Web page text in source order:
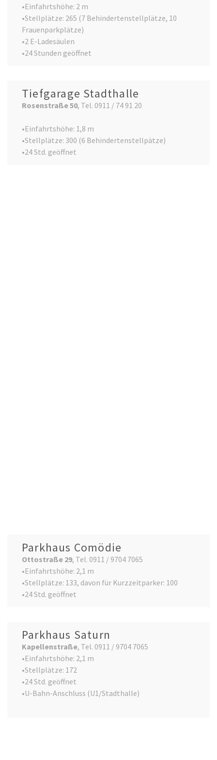
•Einfahrtshöhe: 2 m
•Stellplätze: 265 (7 Behindertenstellplätze, 10
Frauenparkplätze)
•2 E-Ladesäulen
•24 Stunden geöffnet
Tiefgarage Stadthalle
Rosenstraße 50, Tel. 0911 / 74 91 20
•Einfahrtshöhe: 1,8 m
•Stellplätze: 300 (6 Behindertenstellpätze)
•24 Std. geöffnet
Parkhaus Comödie
Ottostraße 29, Tel. 0911 / 9704 7065
•Einfahrtshöhe: 2,1 m
•Stellplätze: 133, davon für Kurzzeitparker: 100
•24 Std. geöffnet
Parkhaus Saturn
Kapellenstraße, Tel. 0911 / 9704 7065
•Einfahrtshöhe: 2,1 m
•Stellplätze: 172
•24 Std. geöffnet
•U-Bahn-Anschluss (U1/Stadthalle)